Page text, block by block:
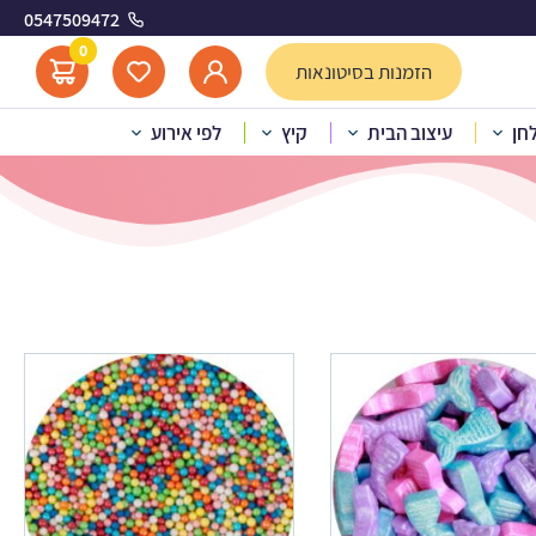
0547509472
הזמנות בסיטונאות
0
עיצוב הבית קיץ לפי אירוע